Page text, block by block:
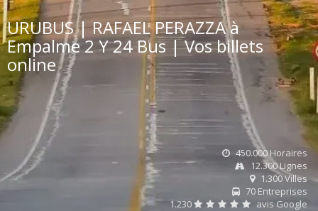
URUBUS | RAFAEL PERAZZA à
Empalme 2 Y 24 Bus | Vos billets
online
450.000 Horaires
12.300 Lignes
1.300 Villes
70 Entreprises
1.230
avis Google